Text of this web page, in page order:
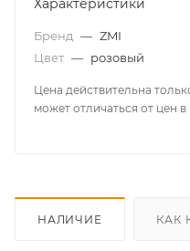
Бренд — ZMI
Цвет — розовый
Цена действительна
может отличаться от цен
НАЛИЧИЕ КАК
8 800